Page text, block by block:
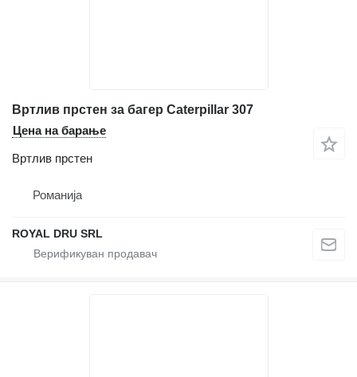
Вртлив прстен за багер Caterpillar 307
Цена на барање
Вртлив прстен
Романија
ROYAL DRU SRL